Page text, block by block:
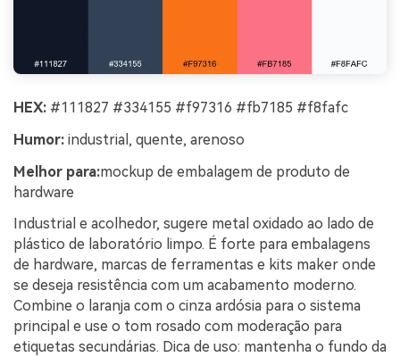
HEX: #111827 #334155 #f97316 #fb7185 #f8fafc
Humor: industrial, quente, arenoso
Melhor para:mockup de embalagem de produto de
hardware
Industrial e acolhedor, sugere metal oxidado ao lado de
plástico de laboratório limpo. É forte para embalagens
de hardware, marcas de ferramentas e kits maker onde
se deseja resistência com um acabamento moderno.
Combine o laranja com o cinza ardósia para o sistema
principal e use o tom rosado com moderação para
etiquetas secundárias. Dica de uso: mantenha o fundo da